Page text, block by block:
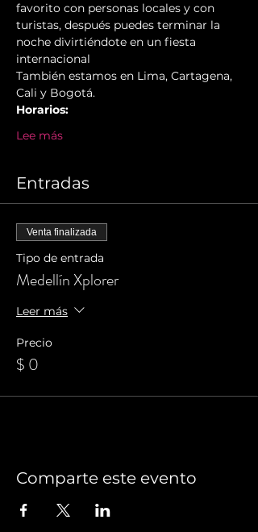
favorito con personas locales y con
turistas, después puedes terminar la
noche divirtiéndote en un fiesta
internacional
También estamos en Lima, Cartagena,
Cali y Bogotá.
Horarios:
Lee más
Entradas
Venta finalizada
Tipo de entrada
Medellín Xplorer
Leer más
Precio
$ 0
Comparte este evento